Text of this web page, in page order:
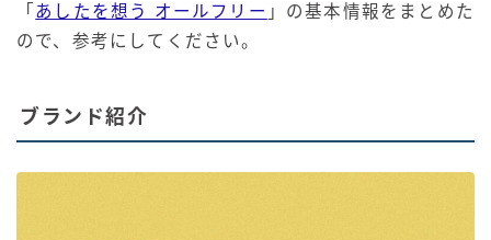
「 あしたを想う オールフリー 」の基本情報をまとめた
ので、参考にしてください。
ブランド紹介